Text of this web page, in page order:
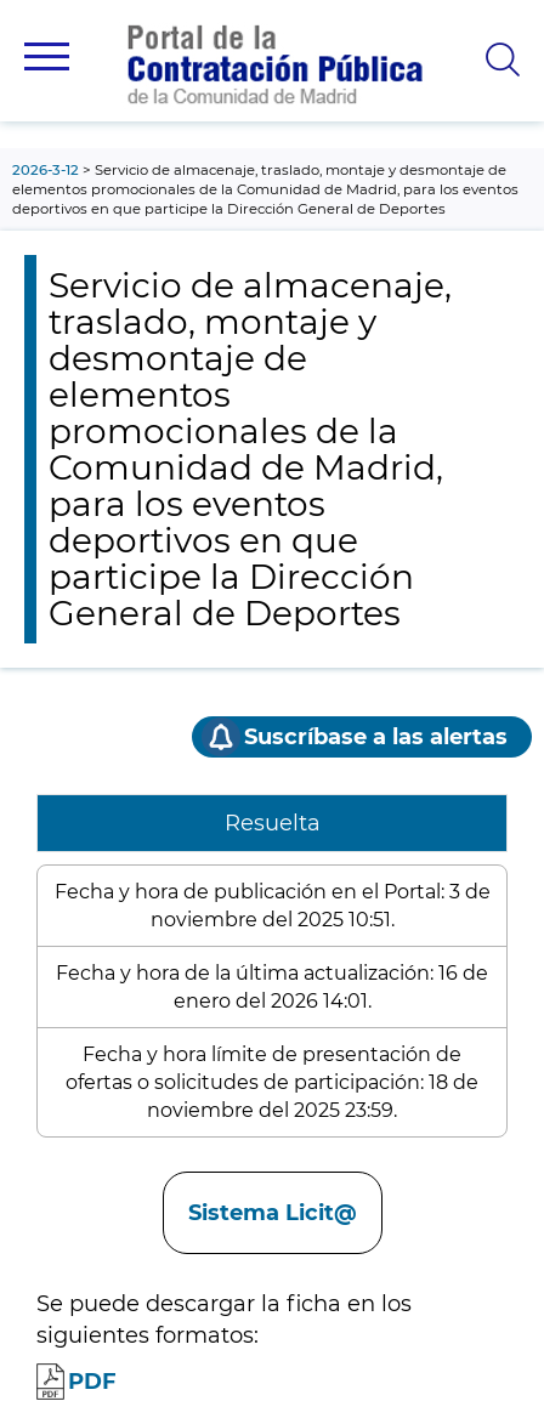
principal
2026-3-12
Servicio de almacenaje, traslado, montaje y desmontaje de
elementos promocionales de la Comunidad de Madrid, para los eventos
deportivos en que participe la Dirección General de Deportes
Servicio de almacenaje,
traslado, montaje y
desmontaje de
elementos
promocionales de la
Comunidad de Madrid,
para los eventos
deportivos en que
participe la Dirección
General de Deportes
Suscríbase a las alertas
Resuelta
Fecha y hora de publicación en el Portal: 3 de
noviembre del 2025 10:51.
Fecha y hora de la última actualización: 16 de
enero del 2026 14:01.
Fecha y hora límite de presentación de
ofertas o solicitudes de participación: 18 de
noviembre del 2025 23:59.
Sistema Licit@
Se puede descargar la ficha en los
siguientes formatos:
PDF